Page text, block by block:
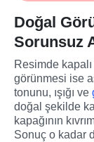
Doğal
Sorunsuz
Resimde
görünmesi ise
tonunu, ışığı ve
doğal şekilde
kapağının
Sonuç o kadar